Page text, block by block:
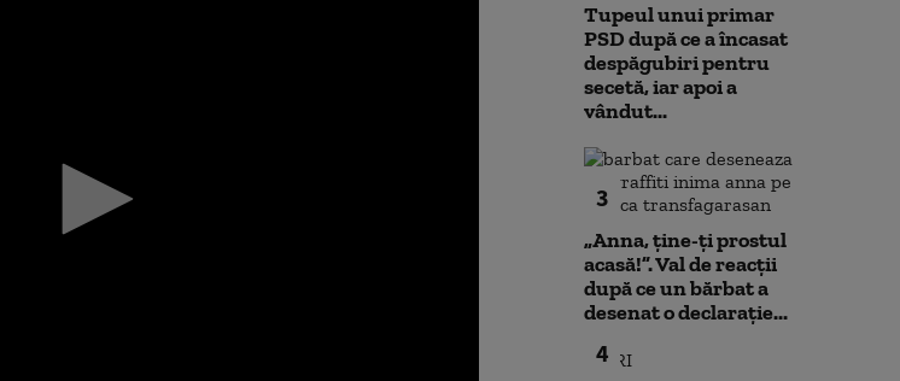
Tupeul unui primar
PSD după ce a încasat
despăgubiri pentru
secetă, iar apoi a
vândut...
3
„Anna, ţine-ţi prostul
acasă!”. Val de reacții
după ce un bărbat a
desenat o declarație...
4